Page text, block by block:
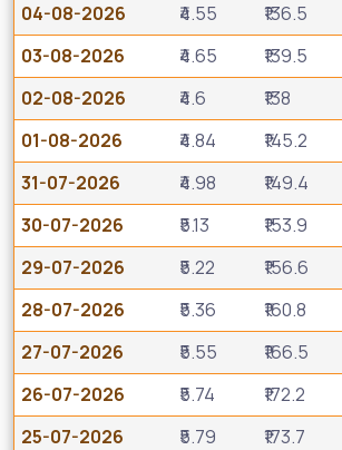
04-08-2026
₹4.55 ₹136.5
03-08-2026
₹4.65 ₹139.5
02-08-2026
₹4.6 ₹138
01-08-2026
₹4.84 ₹145.2
31-07-2026
₹4.98 ₹149.4
30-07-2026
₹5.13 ₹153.9
29-07-2026
₹5.22 ₹156.6
28-07-2026
₹5.36 ₹160.8
27-07-2026
₹5.55 ₹166.5
26-07-2026
₹5.74 ₹172.2
25-07-2026
₹5.79 ₹173.7